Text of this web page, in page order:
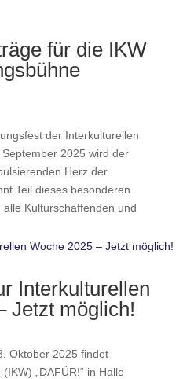
für die IKW
der Interkulturellen
2025 wird der
Herz der
Teil dieses besonderen
Kulturschaffenden und
Interkulturellen
Jetzt möglich!
Oktober 2025 findet
„DAFÜR!“ in Halle